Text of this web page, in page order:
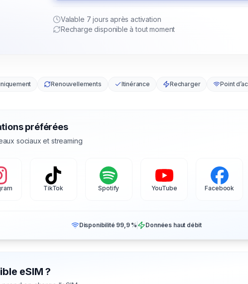
Valable 7 jours après activation
Recharge disponible à tout moment
Renouvellements Itinérance Recharger Point
préférées
sociaux et streaming
TikTok Spotify YouTube Facebook
Disponibilité 99,9 % Données haut débit
eSIM ?